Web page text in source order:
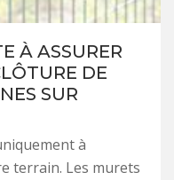
À ASSURER
DE
SUR
à
terrain. Les murets